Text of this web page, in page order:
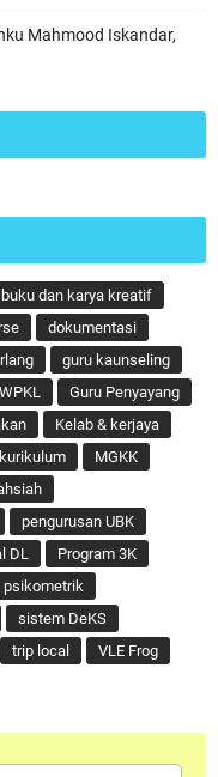
Mahmood Iskandar,
buku dan karya kreatif
dokumentasi
guru kaunseling
Guru Penyayang
Kelab & kerjaya
kurikulum
MGKK
pengurusan UBK
DL
Program 3K
psikometrik
sistem DeKS
trip local
VLE Frog